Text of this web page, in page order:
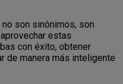
son sinónimos, son
estas
con éxito, obtener
de manera más inteligente